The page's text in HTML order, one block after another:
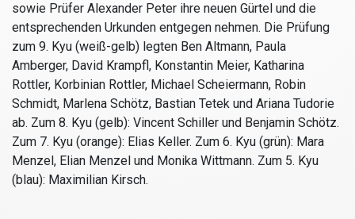
sowie Prüfer Alexander Peter ihre neuen Gürtel und die
entsprechenden Urkunden entgegen nehmen. Die Prüfung
zum 9. Kyu (weiß-gelb) legten Ben Altmann, Paula
Amberger, David Krampfl, Konstantin Meier, Katharina
Rottler, Korbinian Rottler, Michael Scheiermann, Robin
Schmidt, Marlena Schötz, Bastian Tetek und Ariana Tudorie
ab. Zum 8. Kyu (gelb): Vincent Schiller und Benjamin Schötz.
Zum 7. Kyu (orange): Elias Keller. Zum 6. Kyu (grün): Mara
Menzel, Elian Menzel und Monika Wittmann. Zum 5. Kyu
(blau): Maximilian Kirsch.